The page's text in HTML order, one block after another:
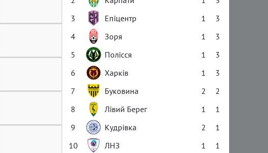
3
Епіцентр 1
3
4
Зоря 1
3
5
Полісся 1
3
6
Харків 1
3
7
Буковина 2
2
8
Лівий Берег 1
1
9
Кудрівка 2
1
10
ЛНЗ 1
1